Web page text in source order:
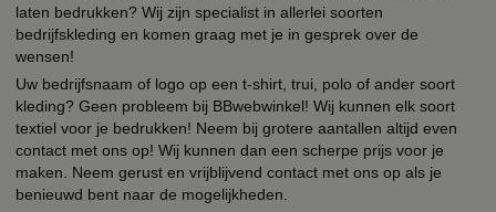
laten bedrukken? Wij zijn specialist in allerlei soorten
bedrijfskleding en komen graag met je in gesprek over de
wensen!
Uw bedrijfsnaam of logo op een t-shirt, trui, polo of ander soort
kleding? Geen probleem bij BBwebwinkel! Wij kunnen elk soort
textiel voor je bedrukken! Neem bij grotere aantallen altijd even
contact met ons op! Wij kunnen dan een scherpe prijs voor je
maken. Neem gerust en vrijblijvend contact met ons op als je
benieuwd bent naar de mogelijkheden.